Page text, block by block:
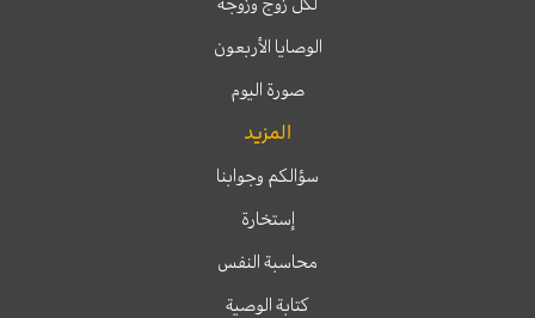
الوصايا الأربعون
صورة اليوم
المزيد
سؤالكم وجوابنا
إستخارة
محاسبة النفس
كتابة الوصية